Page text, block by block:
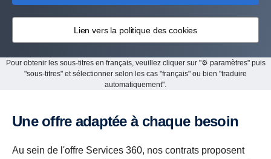
Lien vers la politique des cookies
Pour obtenir les sous-titres en français, veuillez cliquer sur "⚙ paramètres" puis
"sous-titres" et sélectionner selon les cas "français" ou bien "traduire
automatiquement".
Une offre adaptée à chaque besoin
Au sein de l'offre Services 360, nos contrats proposent